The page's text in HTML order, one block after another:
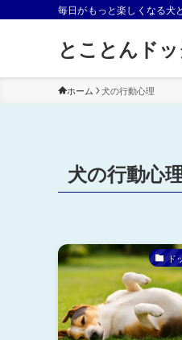
毎日がもっと楽しくなる犬
とことんド
ホーム 犬の行動心理
犬の行動心
ド